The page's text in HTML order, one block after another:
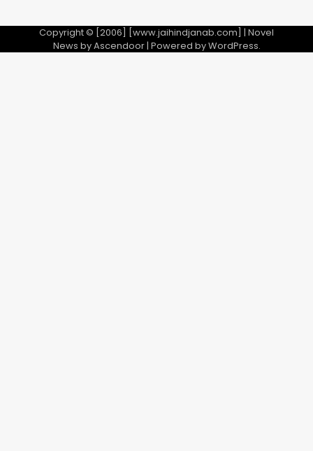
Copyright © [2006] [www.jaihindjanab.com] | Novel
News byAscendoor| Powered byWordPress.